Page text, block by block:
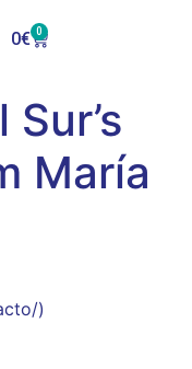
0€ 0
María
)